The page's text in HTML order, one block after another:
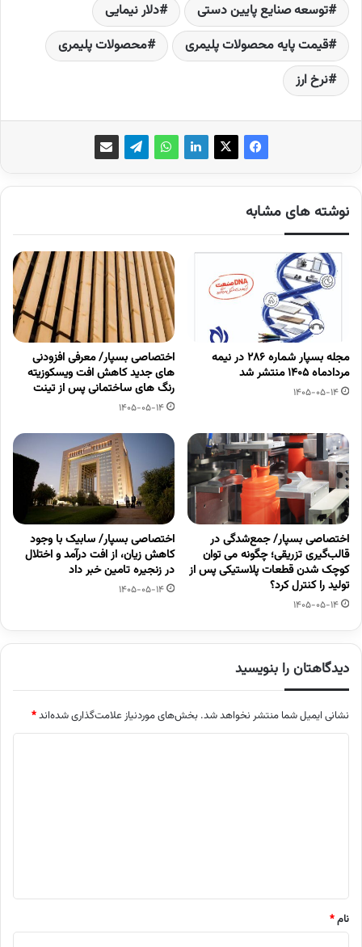
توسعه صنایع پایین دستی
دلار نیمایی
قیمت پایه محصولات پلیمری
محصولات پلیمری
نرخ ارز
نوشته های مشابه
مجله بسپار شماره 286 در نیمه
مردادماه 1405 منتشر شد
1405-05-14
اختصاصی بسپار/ معرفی افزودنی
های جدید کاهش افت ویسکوزیته
رنگ های ساختمانی پس از تینت
1405-05-14
اختصاصی بسپار/ جمع‌شدگی در
قالب‌گیری تزریقی؛ چگونه می توان
کوچک شدن قطعات پلاستیکی پس از
تولید را کنترل کرد؟
1405-05-14
اختصاصی بسپار/ سابیک با وجود
کاهش زیان، از افت درآمد و اختلال
در زنجیره تامین خبر داد
1405-05-14
دیدگاهتان را بنویسید
نشانی ایمیل شما منتشر نخواهد شد. بخش‌های موردنیاز علامت‌گذاری شده‌اند*
نام*